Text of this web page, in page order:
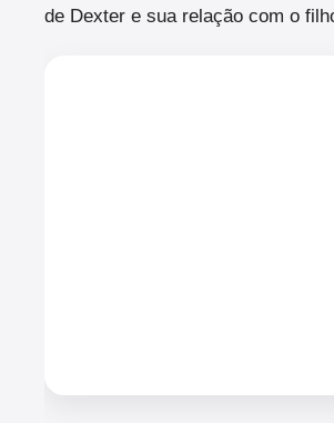
de Dexter e sua relação com o